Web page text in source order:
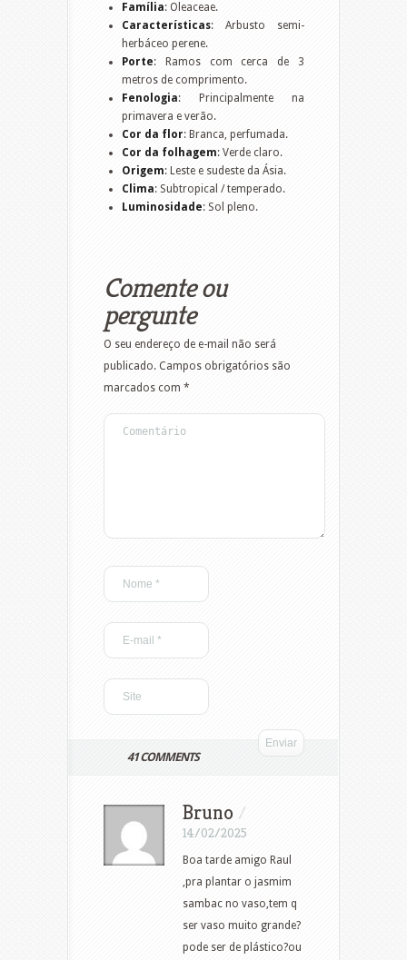
Família: Oleaceae.
Características: Arbusto semi-
herbáceo perene.
Porte: Ramos com cerca de 3
metros de comprimento.
Fenologia: Principalmente na
primavera e verão.
Cor da flor: Branca, perfumada.
Cor da folhagem: Verde claro.
Origem: Leste e sudeste da Ásia.
Clima: Subtropical / temperado.
Luminosidade: Sol pleno.
Comente ou
pergunte
O seu endereço de e-mail não será
publicado. Campos obrigatórios são
marcados com *
41 COMMENTS
Bruno /
14/02/2025
Boa tarde amigo Raul
,pra plantar o jasmim
sambac no vaso,tem q
ser vaso muito grande?
pode ser de plástico?ou